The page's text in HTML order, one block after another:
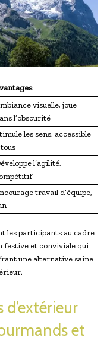
visuelle, joue
l’obscurité
les sens, accessible
l’agilité,
travail d’équipe,
les participants au cadre
festive et conviviale qui
une alternative saine
et